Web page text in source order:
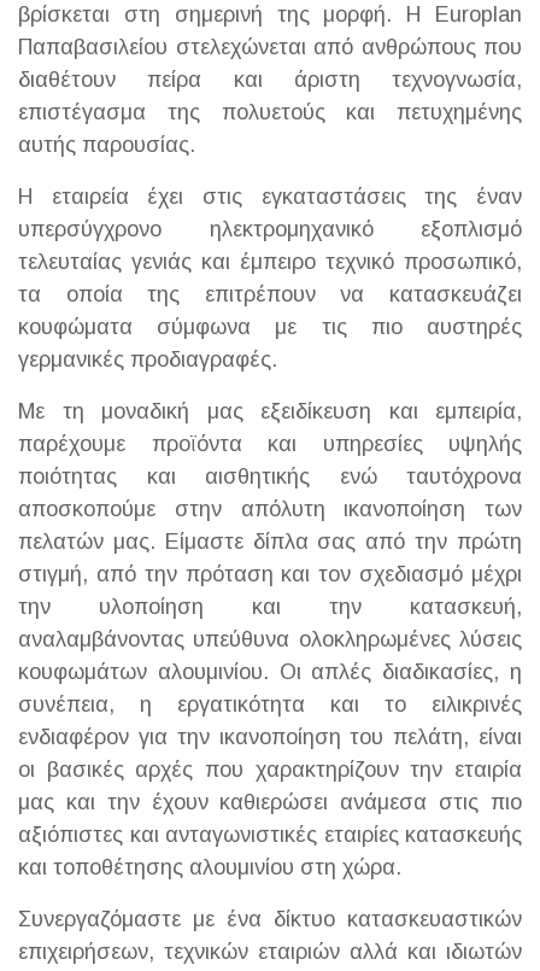
βρίσκεται στη σημερινή της μορφή. Η Europlan
Παπαβασιλείου στελεχώνεται από ανθρώπους που
διαθέτουν πείρα και άριστη τεχνογνωσία,
επιστέγασμα της πολυετούς και πετυχημένης
αυτής παρουσίας.
Η εταιρεία έχει στις εγκαταστάσεις της έναν
υπερσύγχρονο ηλεκτρομηχανικό εξοπλισμό
τελευταίας γενιάς και έμπειρο τεχνικό προσωπικό,
τα οποία της επιτρέπουν να κατασκευάζει
κουφώματα σύμφωνα με τις πιο αυστηρές
γερμανικές προδιαγραφές.
Με τη μοναδική μας εξειδίκευση και εμπειρία,
παρέχουμε προϊόντα και υπηρεσίες υψηλής
ποιότητας και αισθητικής ενώ ταυτόχρονα
αποσκοπούμε στην απόλυτη ικανοποίηση των
πελατών μας. Είμαστε δίπλα σας από την πρώτη
στιγμή, από την πρόταση και τον σχεδιασμό μέχρι
την υλοποίηση και την κατασκευή,
αναλαμβάνοντας υπεύθυνα ολοκληρωμένες λύσεις
κουφωμάτων αλουμινίου. Οι απλές διαδικασίες, η
συνέπεια, η εργατικότητα και το ειλικρινές
ενδιαφέρον για την ικανοποίηση του πελάτη, είναι
οι βασικές αρχές που χαρακτηρίζουν την εταιρία
μας και την έχουν καθιερώσει ανάμεσα στις πιο
αξιόπιστες και ανταγωνιστικές εταιρίες κατασκευής
και τοποθέτησης αλουμινίου στη χώρα.
Συνεργαζόμαστε με ένα δίκτυο κατασκευαστικών
επιχειρήσεων, τεχνικών εταιριών αλλά και ιδιωτών